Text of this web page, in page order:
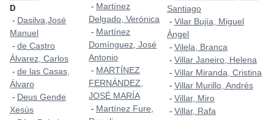
D
- Dasilva,José
Manuel
- de Castro
Álvarez, Carlos
- de las Casas,
Álvaro
- Deus Gende
Xesús
- Martínez
Delgado, Verónica
- Martínez
Domínguez, José
Antonio
- MARTÍNEZ
FERNÁNDEZ,
JOSÉ MARÍA
- Martínez Fure,
Santiago
- Vilar Bujía, Miguel
Ángel
- Vilela, Branca
- Villar Janeiro, Helena
- Villar Miranda, Cristina
- Villar Murillo, Andrés
- Villar, Miro
- Villar, Rafa